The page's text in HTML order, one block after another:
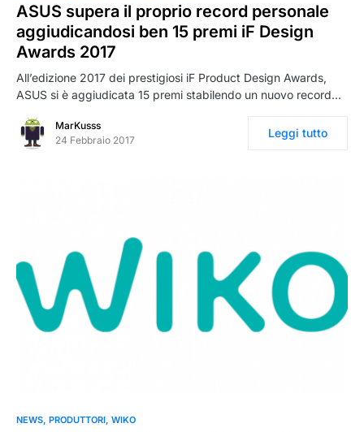
ASUS supera il proprio record personale
aggiudicandosi ben 15 premi iF Design
Awards 2017
All’edizione 2017 dei prestigiosi iF Product Design Awards,
ASUS si è aggiudicata 15 premi stabilendo un nuovo record…
MarKusss
24 Febbraio 2017
Leggi tutto
NEWS PRODUTTORI WIKO